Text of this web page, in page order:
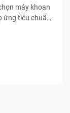
máy khoan
ứng tiêu chuẩn